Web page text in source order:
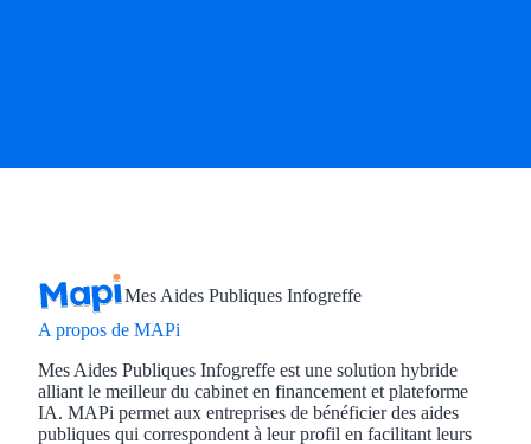
Mes Aides Publiques Infogreffe
A propos de MAPi
Mes Aides Publiques Infogreffe est une solution hybride
alliant le meilleur du cabinet en financement et plateforme
IA. MAPi permet aux entreprises de bénéficier des aides
publiques qui correspondent à leur profil en facilitant leurs